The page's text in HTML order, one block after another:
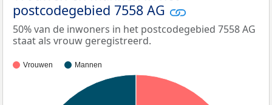
postcodegebied 7558 AG
50% van de inwoners in het postcodegebied 7558 AG
staat als vrouw geregistreerd.
Vrouwen Mannen